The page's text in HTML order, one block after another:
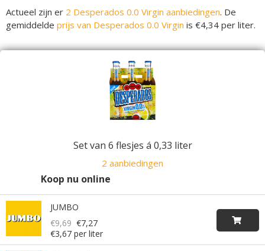
Actueel zijn er 2 Desperados 0.0 Virgin aanbiedingen. De
gemiddelde prijs van Desperados 0.0 Virgin is €4,34 per liter.
Set van 6 flesjes á 0,33 liter
2 aanbiedingen
Koop nu online
JUMBO
€9,69 €7,27
€3,67 per liter